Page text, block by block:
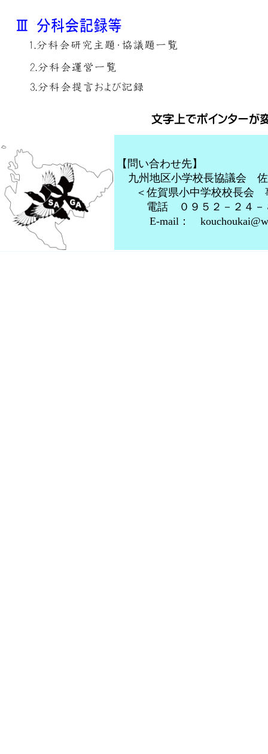
【問い合わせ先】
九州地区小学校長協議会
＜佐賀県小中学校校長会
電話 ０９５２－２４－
E-mail：